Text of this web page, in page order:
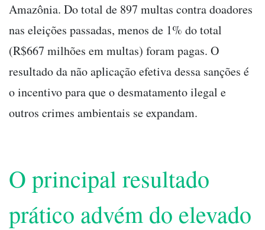
Amazônia. Do total de 897 multas contra doadores
nas eleições passadas, menos de 1% do total
(R$667 milhões em multas) foram pagas. O
resultado da não aplicação efetiva dessa sanções é
o incentivo para que o desmatamento ilegal e
outros crimes ambientais se expandam.
O principal resultado
prático advém do elevado